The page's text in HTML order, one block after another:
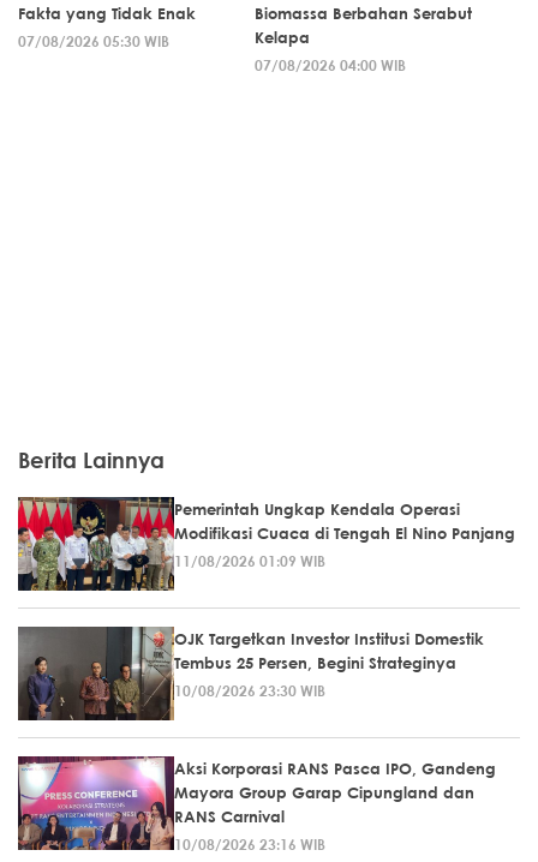
Fakta yang Tidak Enak
07/08/2026 05:30 WIB
Biomassa Berbahan Serabut
Kelapa
07/08/2026 04:00 WIB
Berita Lainnya
Pemerintah Ungkap Kendala Operasi
Modifikasi Cuaca di Tengah El Nino Panjang
11/08/2026 01:09 WIB
OJK Targetkan Investor Institusi Domestik
Tembus 25 Persen, Begini Strateginya
10/08/2026 23:30 WIB
Aksi Korporasi RANS Pasca IPO, Gandeng
Mayora Group Garap Cipungland dan
RANS Carnival
10/08/2026 23:16 WIB